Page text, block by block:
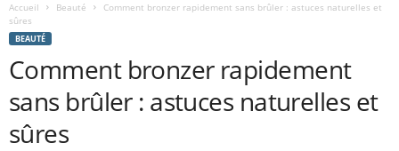
Accueil Beauté
Comment bronzer rapidement sans brûler : astuces naturelles et
sûres
BEAUTÉ
Comment bronzer rapidement
sans brûler : astuces naturelles et
sûres